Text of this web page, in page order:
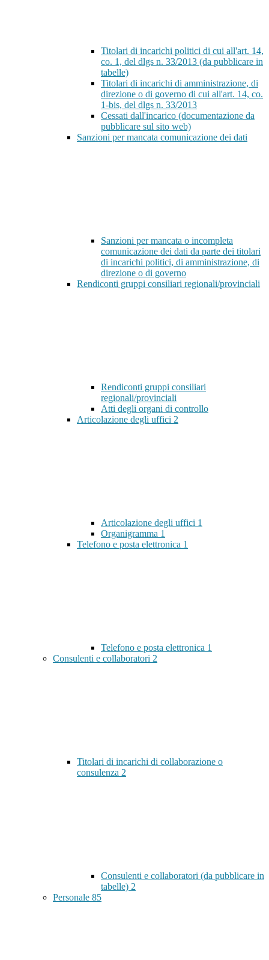
Titolari di incarichi politici di cui all'art. 14,
co. 1, del dlgs n. 33/2013 (da pubblicare in
tabelle)
Titolari di incarichi di amministrazione, di
direzione o di governo di cui all'art. 14, co.
1-bis, del dlgs n. 33/2013
Cessati dall'incarico (documentazione da
pubblicare sul sito web)
Sanzioni per mancata comunicazione dei dati
Sanzioni per mancata o incompleta
comunicazione dei dati da parte dei titolari
di incarichi politici, di amministrazione, di
direzione o di governo
Rendiconti gruppi consiliari regionali/provinciali
Rendiconti gruppi consiliari
regionali/provinciali
Atti degli organi di controllo
Articolazione degli uffici 2
Articolazione degli uffici 1
Organigramma 1
Telefono e posta elettronica 1
Telefono e posta elettronica 1
Consulenti e collaboratori 2
Titolari di incarichi di collaborazione o
consulenza 2
Consulenti e collaboratori (da pubblicare in
tabelle) 2
Personale 85